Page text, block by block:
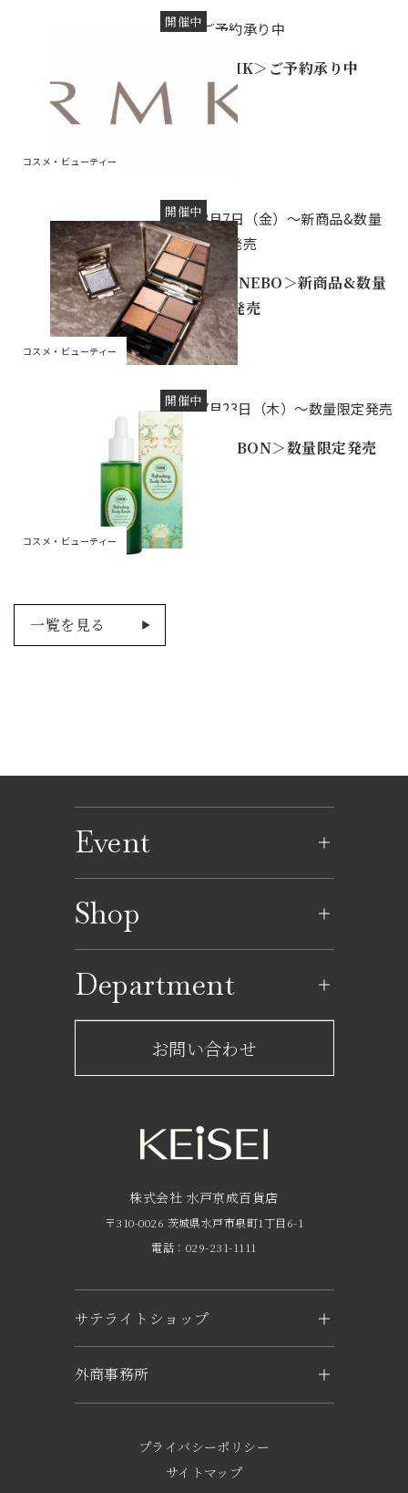
開催中
コスメ・ビューティー
ご予約承り中
＜RMK＞ご予約承り中
開催中
コスメ・ビューティー
8月7日（金）～新商品&数量
限定発売
＜KANEBO＞新商品&数量
限定発売
開催中
コスメ・ビューティー
7月23日（木）～数量限定発売
＜SABON＞数量限定発売
一覧を見る
Event
イベントカレンダー
Shop
レストラン一覧
ショップからのお知らせ
フロアガイド
Department
サービスのご案内
京成友の会
京成ポイントカードについて
企業概要
求人情報
お問い合わせ
株式会社 水戸京成百貨店
〒310-0026 茨城県水戸市泉町1丁目6-1
電話：029-231-1111
サテライトショップ
KEiSEI ＆ owl（つくば）
電話：029-897-3321
KEiSEI & sole（日立）
外商事務所
〒310-0063 茨城県水戸市五軒町2-1-37
電話：029-221-6777
プライバシーポリシー
サイトマップ